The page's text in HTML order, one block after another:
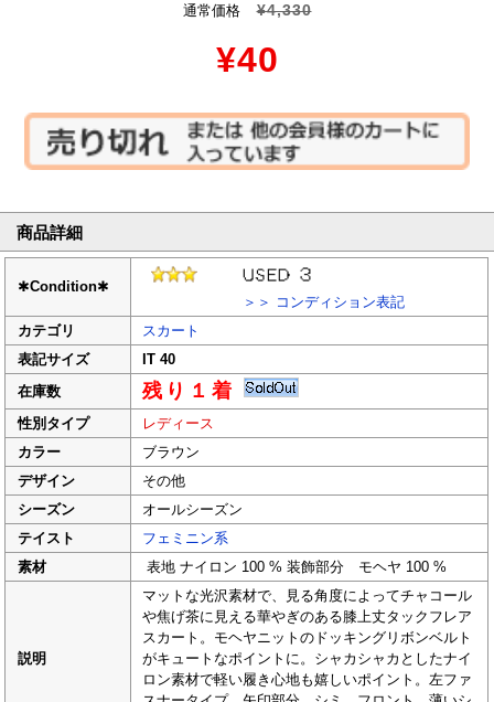
通常価格
¥4,330
¥40
商品詳細
✱Condition✱
＞＞ コンディション表記
カテゴリ
スカート
表記サイズ
IT 40
在庫数
残り１着
性別タイプ
レディース
カラー
ブラウン
デザイン
その他
シーズン
オールシーズン
テイスト
フェミニン系
素材
表地 ナイロン 100 % 装飾部分 モヘヤ 100 %
説明
マットな光沢素材で、見る角度によってチャコール
や焦げ茶に見える華やぎのある膝上丈タックフレア
スカート。モヘヤニットのドッキングリボンベルト
がキュートなポイントに。シャカシャカとしたナイ
ロン素材で軽い履き心地も嬉しいポイント。左ファ